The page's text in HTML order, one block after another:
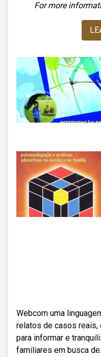
For more
Webcom uma
relatos de casos reais,
para informar e
familiares em busca